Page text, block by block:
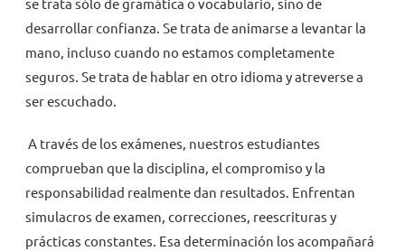
se trata sólo de gramática o vocabulario, sino de
desarrollar confianza. Se trata de animarse a levantar la
mano, incluso cuando no estamos completamente
seguros. Se trata de hablar en otro idioma y atreverse a
ser escuchado.
A través de los exámenes, nuestros estudiantes
comprueban que la disciplina, el compromiso y la
responsabilidad realmente dan resultados. Enfrentan
simulacros de examen, correcciones, reescrituras y
prácticas constantes. Esa determinación los acompañará